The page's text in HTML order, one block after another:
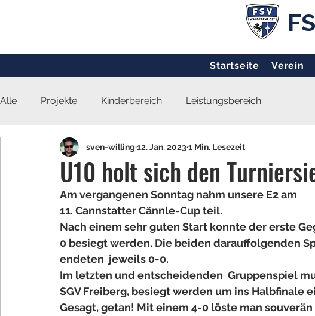
Startseite Verein
Alle Projekte Kinderbereich Leistungsbereich
U10 holt sich den
sven-willing 12. Jan. 20231 Min. Lesezeit
Am vergangenen Sonntag nahm unsere E2 am
11. Cannstatter Cännle-Cup teil.
Nach einem sehr guten Start konnte der erste
0 besiegt werden. Die beiden darauffolgenden
endeten  jeweils 0-0.
Im letzten und entscheidenden  Gruppenspiel
SGV Freiberg, besiegt werden um ins Halbfinale
Gesagt, getan! Mit einem 4-0 löste man